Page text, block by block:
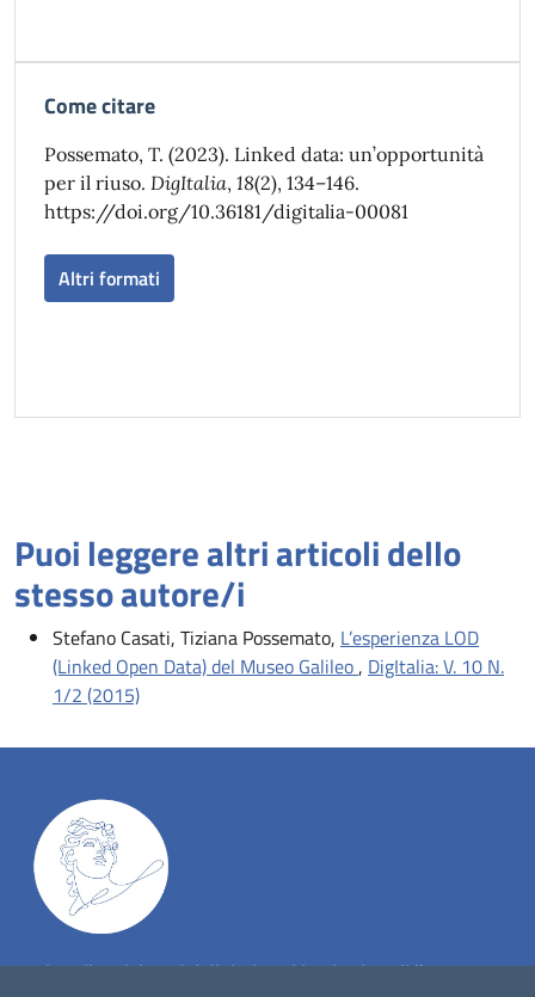
Come citare
Possemato, T. (2023). Linked data: un’opportunità
per il riuso. DigItalia, 18(2), 134–146.
https://doi.org/10.36181/digitalia-00081
Altri formati
Puoi leggere altri articoli dello
stesso autore/i
Stefano Casati, Tiziana Possemato, L’esperienza LOD
(Linked Open Data) del Museo Galileo, DigItalia: V. 10 N.
1/2 (2015)
DigItalia-rivista del digitale nei beni culturali||ISSN: